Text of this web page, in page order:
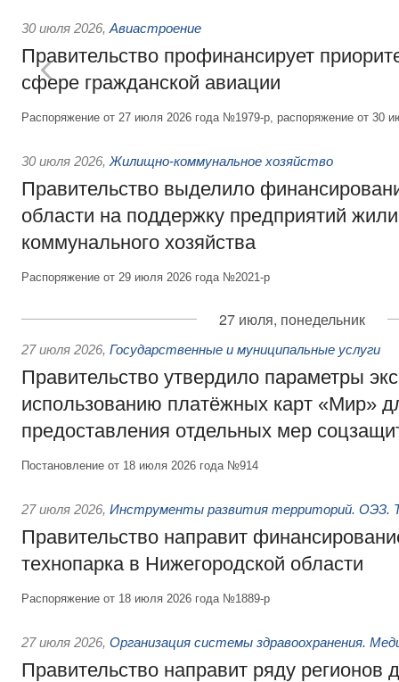
30 июля 2026, Авиастроение
Правительство профинансирует
сфере гражданской авиации
Распоряжение от 27 июля 2026 года №1979-р, распоряжение от 30
30 июля 2026, Жилищно-коммунальное хозяйство
Правительство выделило
области на поддержку предприятий
коммунального хозяйства
Распоряжение от 29 июля 2026 года №2021-р
27 июля, понедельник
27 июля 2026, Государственные и муниципальные услуги
Правительство утвердило параметры
использованию платёжных карт «Мир»
предоставления отдельных мер
Постановление от 18 июля 2026 года №914
27 июля 2026, Инструменты развития территорий. ОЭЗ.
Правительство направит
технопарка в Нижегородской области
Распоряжение от 18 июля 2026 года №1889-р
27 июля 2026, Организация системы здравоохранения.
Правительство направит ряду регионов